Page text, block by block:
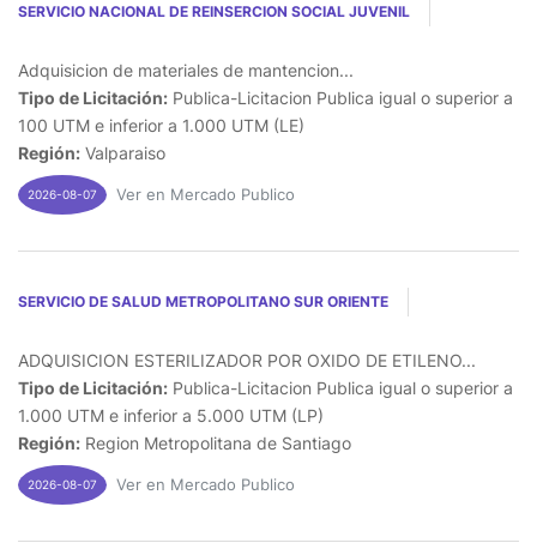
SERVICIO NACIONAL DE REINSERCION SOCIAL JUVENIL
Adquisicion de materiales de mantencion...
Tipo de Licitación: Publica-Licitacion Publica igual o superior a
100 UTM e inferior a 1.000 UTM (LE)
Región: Valparaiso
2026-08-07 Ver en Mercado Publico
SERVICIO DE SALUD METROPOLITANO SUR ORIENTE
ADQUISICION ESTERILIZADOR POR OXIDO DE ETILENO...
Tipo de Licitación: Publica-Licitacion Publica igual o superior a
1.000 UTM e inferior a 5.000 UTM (LP)
Región: Region Metropolitana de Santiago
2026-08-07 Ver en Mercado Publico